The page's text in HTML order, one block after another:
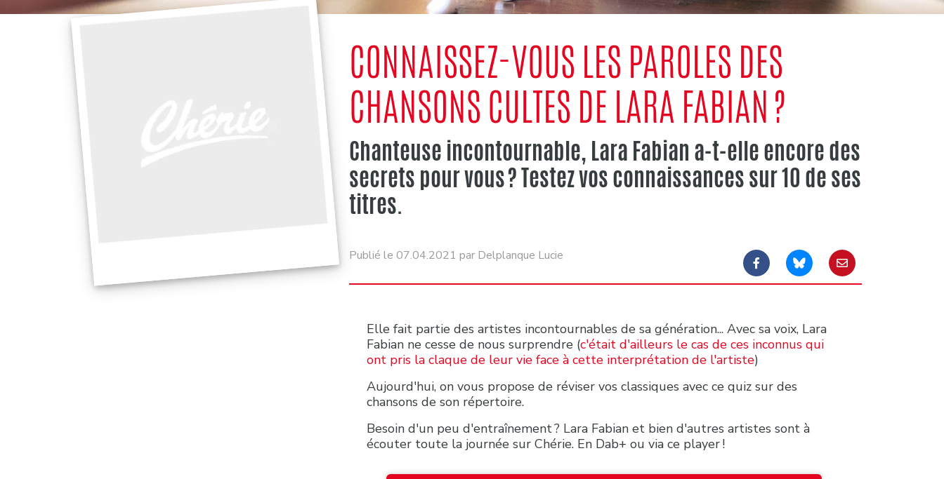
CONNAISSEZ-VOUS LES PAROLES DES
CHANSONS CULTES DE LARA FABIAN ?
Chanteuse incontournable, Lara Fabian a-t-elle encore des
secrets pour vous ? Testez vos connaissances sur 10 de ses
titres.
Publié le 07.04.2021 par Delplanque Lucie
Elle fait partie des artistes incontournables de sa génération... Avec sa voix, Lara
Fabian ne cesse de nous surprendre (c'était d'ailleurs le cas de ces inconnus qui
ont pris la claque de leur vie face à cette interprétation de l'artiste)
Aujourd'hui, on vous propose de réviser vos classiques avec ce quiz sur des
chansons de son répertoire.
Besoin d'un peu d'entraînement ? Lara Fabian et bien d'autres artistes sont à
écouter toute la journée sur Chérie. En Dab+ ou via ce player !